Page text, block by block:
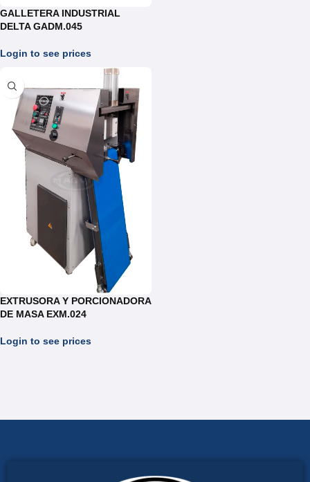
GALLETERA INDUSTRIAL
DELTA GADM.045
Login to see prices
EXTRUSORA Y PORCIONADORA
DE MASA EXM.024
Login to see prices